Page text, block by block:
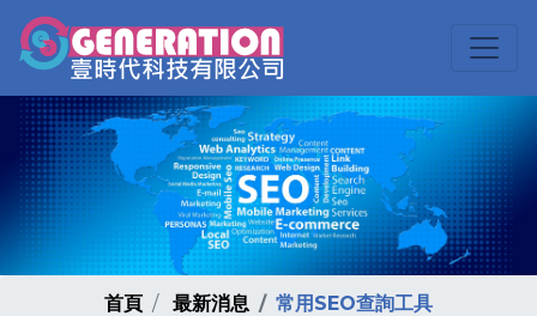
首頁 最新消息 常用SEO查詢工具